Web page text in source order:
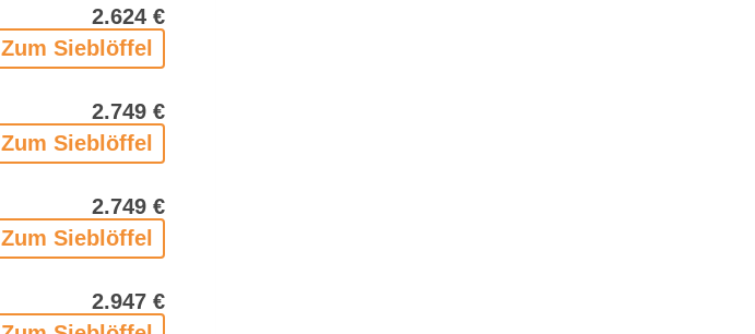
2.624 €
Zum Sieb­löf­fel
2.749 €
Zum Sieb­löf­fel
2.749 €
Zum Sieb­löf­fel
2.947 €